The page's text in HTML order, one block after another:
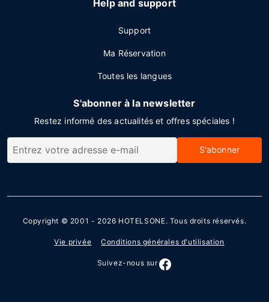
Help and support
Support
Ma Réservation
Toutes les langues
S'abonner à la newsletter
Restez informé des actualités et offres spéciales !
S'abonner
Copyright © 2001 - 2026 HOTELSONE. Tous droits réservés.
Vie privée Conditions générales d'utilisation
Suivez-nous sur